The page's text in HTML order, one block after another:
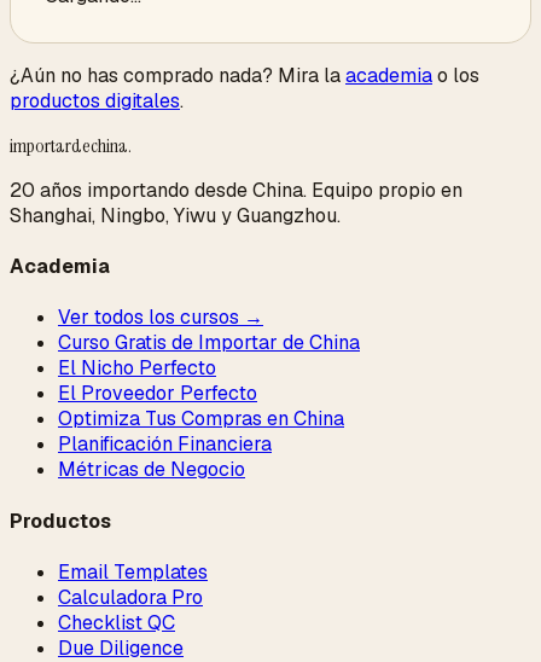
¿Aún no has comprado nada? Mira laacademiao los
productos digitales.
importardechina.
20 años importando desde China. Equipo propio en
Shanghai, Ningbo, Yiwu y Guangzhou.
Academia
Ver todos los cursos →
Curso Gratis de Importar de China
El Nicho Perfecto
El Proveedor Perfecto
Optimiza Tus Compras en China
Planificación Financiera
Métricas de Negocio
Productos
Email Templates
Calculadora Pro
Checklist QC
Due Diligence